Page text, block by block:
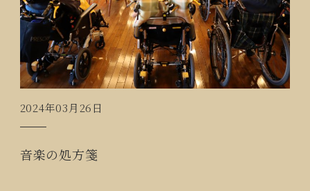
2024年03月26日
音楽の処方箋